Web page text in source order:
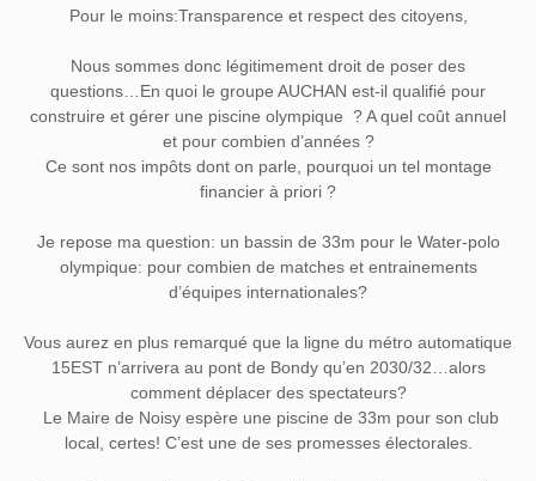
Pour le moins:Transparence et respect des citoyens,
Nous sommes donc légitimement droit de poser des
questions…En quoi le groupe AUCHAN est-il qualifié pour
construire et gérer une piscine olympique ? A quel coût annuel
et pour combien d’années ?
Ce sont nos impôts dont on parle, pourquoi un tel montage
financier à priori ?
Je repose ma question: un bassin de 33m pour le Water-polo
olympique: pour combien de matches et entrainements
d’équipes internationales?
Vous aurez en plus remarqué que la ligne du métro automatique
15EST n’arrivera au pont de Bondy qu’en 2030/32…alors
comment déplacer des spectateurs?
Le Maire de Noisy espère une piscine de 33m pour son club
local, certes! C’est une de ses promesses électorales.